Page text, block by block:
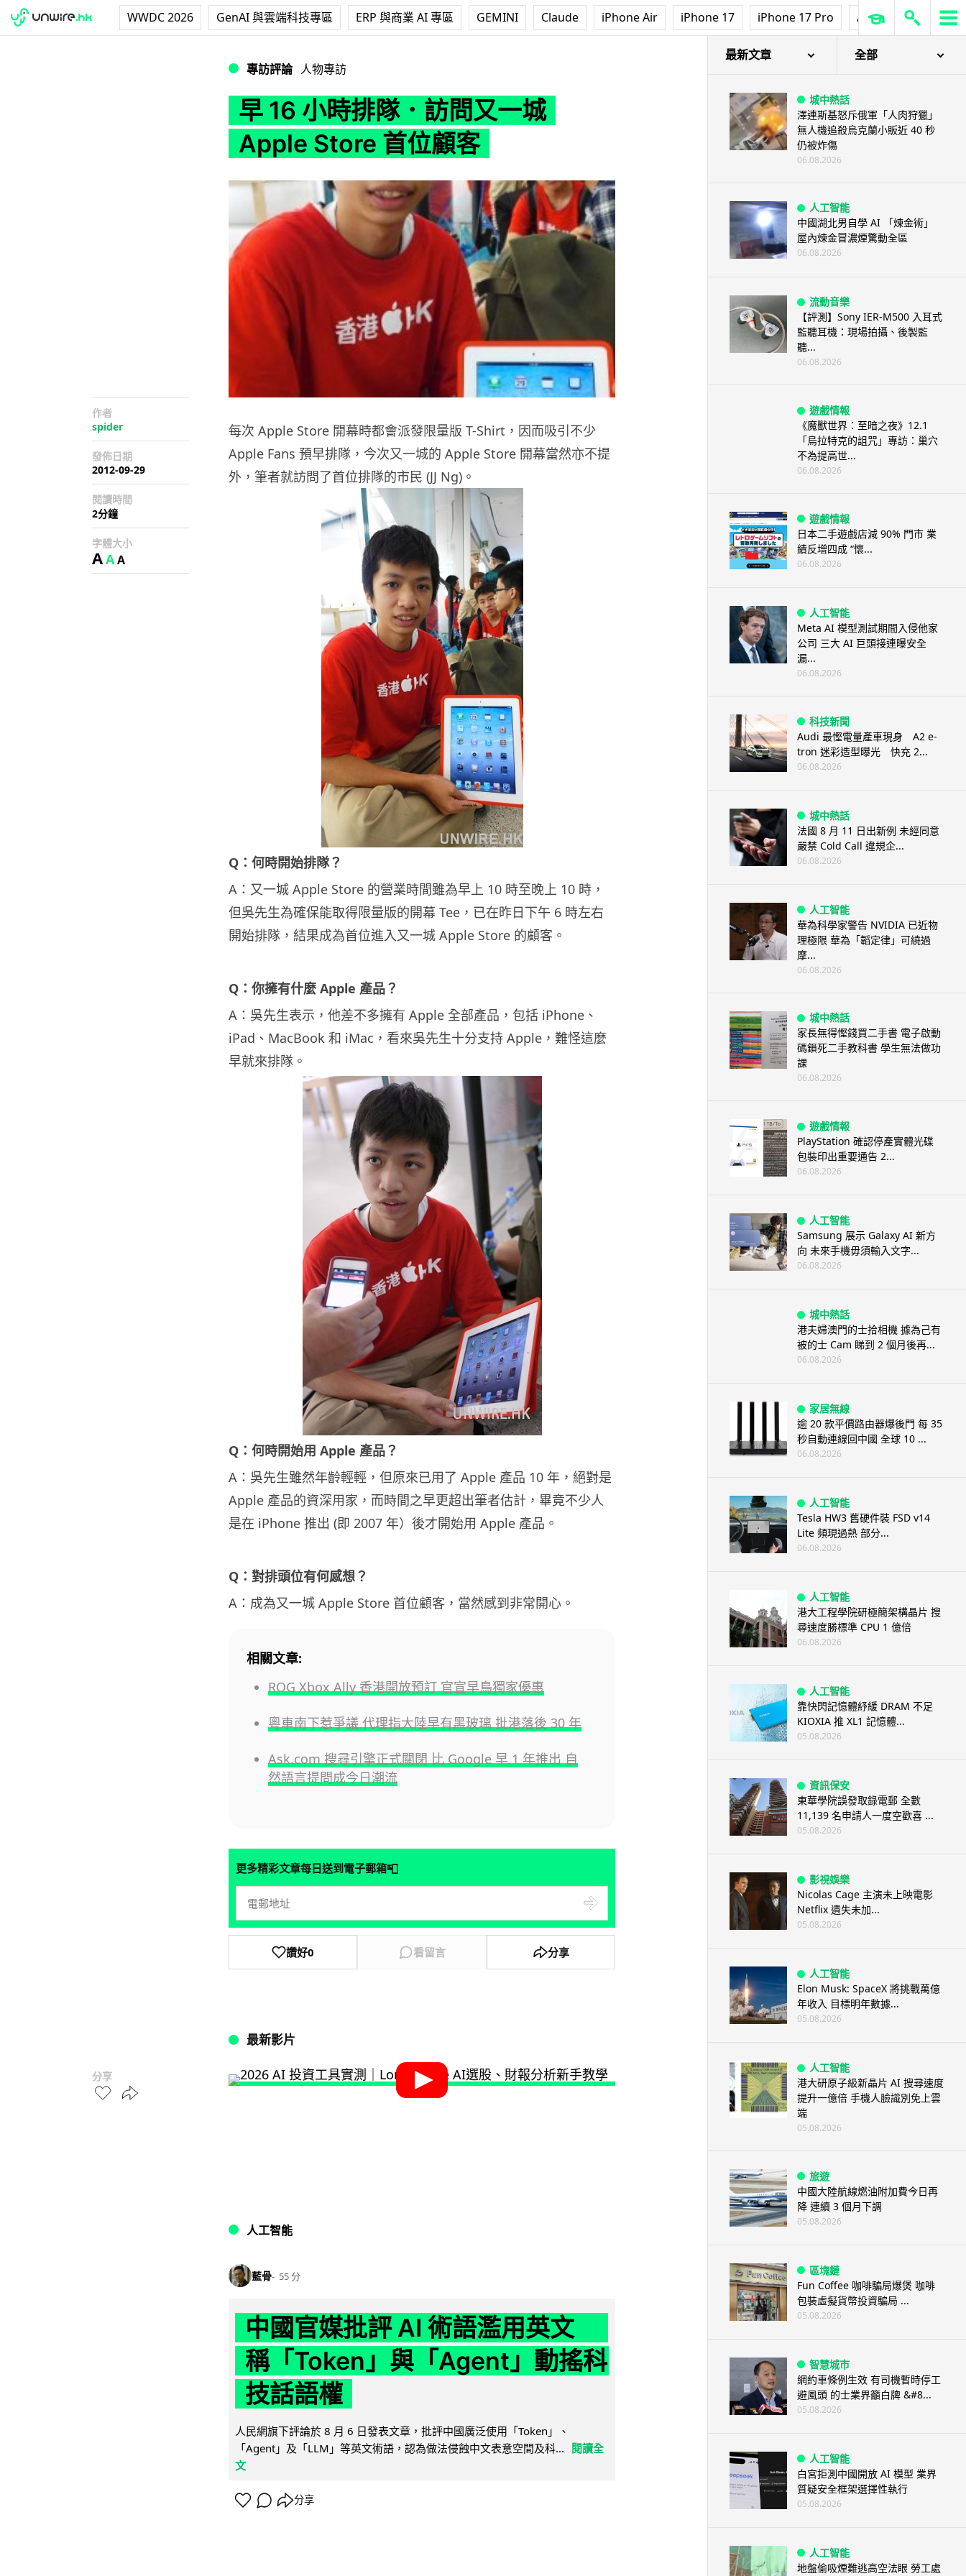
WWDC 2026 GenAI 與雲端科技專區 ERP 與商業 AI 專區 GEMINI Claude iPhone Air iPhone 17 iPhone 17 Pro AirPods Pro 3
專訪評論 人物專訪
早 16 小時排隊．訪問又一城
Apple Store 首位顧客
作者
spider
發佈日期
2012-09-29
閱讀時間
2分鐘
字體大小
AAA
分享
每次 Apple Store 開幕時都會派發限量版 T-Shirt，因而吸引不少
Apple Fans 預早排隊，今次又一城的 Apple Store 開幕當然亦不提
外，筆者就訪問了首位排隊的市民 (JJ Ng)。
Q：何時開始排隊？
A：又一城 Apple Store 的營業時間雖為早上 10 時至晚上 10 時，
但吳先生為確保能取得限量版的開幕 Tee，已在昨日下午 6 時左右
開始排隊，結果成為首位進入又一城 Apple Store 的顧客。
Q：你擁有什麼 Apple 產品？
A：吳先生表示，他差不多擁有 Apple 全部產品，包括 iPhone、
iPad、MacBook 和 iMac，看來吳先生十分支持 Apple，難怪這麼
早就來排隊。
Q：何時開始用 Apple 產品？
A：吳先生雖然年齡輕輕，但原來已用了 Apple 產品 10 年，絕對是
Apple 產品的資深用家，而時間之早更超出筆者估計，畢竟不少人
是在 iPhone 推出 (即 2007 年）後才開始用 Apple 產品。
Q：對排頭位有何感想？
A：成為又一城 Apple Store 首位顧客，當然感到非常開心。
相關文章:
ROG Xbox Ally 香港開放預訂 官宣早鳥獨家優惠
粵車南下惹爭議 代理指大陸早有黑玻璃 批港落後 30 年
Ask.com 搜尋引擎正式關閉 比 Google 早 1 年推出 自
然語言提問成今日潮流
更多精彩文章每日送到電子郵箱📮
讚好0 看留言 分享
最新影片
人工智能
藍骨 55 分
中國官媒批評 AI 術語濫用英文
稱「Token」與「Agent」動搖科
技話語權
人民網旗下評論於 8 月 6 日發表文章，批評中國廣泛使用「Token」、
「Agent」及「LLM」等英文術語，認為做法侵蝕中文表意空間及科...
閱讀全
文
分享
最新文章 全部
城中熱話
澤連斯基怒斥俄軍「人肉狩獵」
無人機追殺烏克蘭小販近 40 秒
仍被炸傷
06.08.2026
人工智能
中國湖北男自學 AI 「煉金術」
屋內煉金冒濃煙驚動全區
06.08.2026
流動音樂
【評測】Sony IER-M500 入耳式
監聽耳機：現場拍攝、後製監
聽...
06.08.2026
遊戲情報
《魔獸世界：至暗之夜》12.1
「烏拉特克的詛咒」專訪：巢穴
不為提高世...
06.08.2026
遊戲情報
日本二手遊戲店減 90% 門市 業
績反增四成 “懷...
06.08.2026
人工智能
Meta AI 模型測試期間入侵他家
公司 三大 AI 巨頭接連曝安全
漏...
06.08.2026
科技新聞
Audi 最慳電量產車現身 A2 e-
tron 迷彩造型曝光 快充 2...
06.08.2026
城中熱話
法國 8 月 11 日出新例 未經同意
嚴禁 Cold Call 違規企...
06.08.2026
人工智能
華為科學家警告 NVIDIA 已近物
理極限 華為「韜定律」可繞過
摩...
06.08.2026
城中熱話
家長無得慳錢買二手書 電子啟動
碼鎖死二手教科書 學生無法做功
課
06.08.2026
遊戲情報
PlayStation 確認停產實體光碟
包裝印出重要通告 2...
06.08.2026
人工智能
Samsung 展示 Galaxy AI 新方
向 未來手機毋須輸入文字...
06.08.2026
城中熱話
港夫婦澳門的士拾相機 據為己有
被的士 Cam 睇到 2 個月後再...
06.08.2026
家居無線
逾 20 款平價路由器爆後門 每 35
秒自動連線回中國 全球 10 ...
06.08.2026
人工智能
Tesla HW3 舊硬件裝 FSD v14
Lite 頻現過熱 部分...
06.08.2026
人工智能
港大工程學院研極簡架構晶片 搜
尋速度勝標準 CPU 1 億倍
06.08.2026
人工智能
靠快閃記憶體紓緩 DRAM 不足
KIOXIA 推 XL1 記憶體...
05.08.2026
資訊保安
東華學院誤發取錄電郵 全數
11,139 名申請人一度空歡喜 ...
05.08.2026
影視娛樂
Nicolas Cage 主演未上映電影
Netflix 遺失未加...
05.08.2026
人工智能
Elon Musk: SpaceX 將挑戰萬億
年收入 目標明年數據...
05.08.2026
人工智能
港大研原子級新晶片 AI 搜尋速度
提升一億倍 手機人臉識別免上雲
端
05.08.2026
旅遊
中國大陸航線燃油附加費今日再
降 連續 3 個月下調
05.08.2026
區塊鏈
Fun Coffee 咖啡騙局爆煲 咖啡
包裝虛擬貨幣投資騙局 ...
05.08.2026
智慧城市
網約車條例生效 有司機暫時停工
避風頭 的士業界籲白牌 &#8...
05.08.2026
人工智能
白宮拒測中國開放 AI 模型 業界
質疑安全框架選擇性執行
05.08.2026
人工智能
地盤偷吸煙難逃高空法眼 勞工處